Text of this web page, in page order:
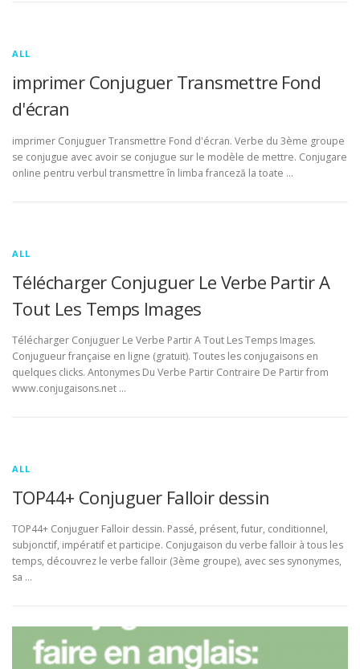
ALL
imprimer Conjuguer Transmettre Fond
d'écran
imprimer Conjuguer Transmettre Fond d'écran. Verbe du 3ème groupe
se conjugue avec avoir se conjugue sur le modèle de mettre. Conjugare
online pentru verbul transmettre în limba franceză la toate …
ALL
Télécharger Conjuguer Le Verbe Partir A
Tout Les Temps Images
Télécharger Conjuguer Le Verbe Partir A Tout Les Temps Images.
Conjugueur française en ligne (gratuit). Toutes les conjugaisons en
quelques clicks. Antonymes Du Verbe Partir Contraire De Partir from
www.conjugaisons.net …
ALL
TOP44+ Conjuguer Falloir dessin
TOP44+ Conjuguer Falloir dessin. Passé, présent, futur, conditionnel,
subjonctif, impératif et participe. Conjugaison du verbe falloir à tous les
temps, découvrez le verbe falloir (3ème groupe), avec ses synonymes,
sa …